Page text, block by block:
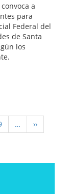
a
para
Federal del
de Santa
los
…
Siguiente
página
››